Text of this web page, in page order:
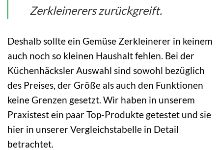
Zerkleinerers zurückgreift.
Deshalb sollte ein Gemüse Zerkleinerer in keinem
auch noch so kleinen Haushalt fehlen. Bei der
Küchenhäcksler Auswahl sind sowohl bezüglich
des Preises, der Größe als auch den Funktionen
keine Grenzen gesetzt. Wir haben in unserem
Praxistest ein paar Top-Produkte getestet und sie
hier in unserer Vergleichstabelle in Detail
betrachtet.